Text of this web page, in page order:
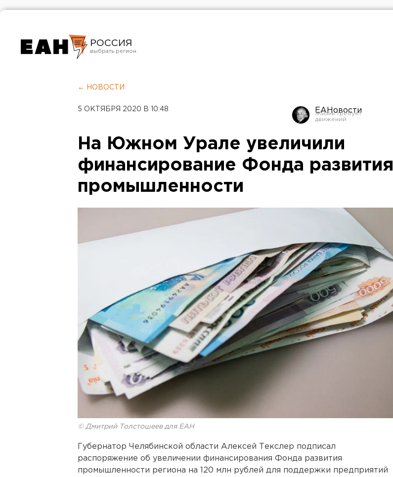
РОССИЯ
Челябинск
← НОВОСТИ
5 ОКТЯБРЯ 2020 В 10:48 ЕАНовости
На Южном Урале увеличили
финансирование Фонда развития
промышленности
© Дмитрий Толстошеев для ЕАН
Губернатор Челябинской области Алексей Текслер подписал
распоряжение об увеличении финансирования Фонда развития
промышленности региона на 120 млн рублей для поддержки предприятий